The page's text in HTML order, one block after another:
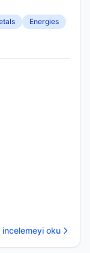
Energies
incelemeyi oku